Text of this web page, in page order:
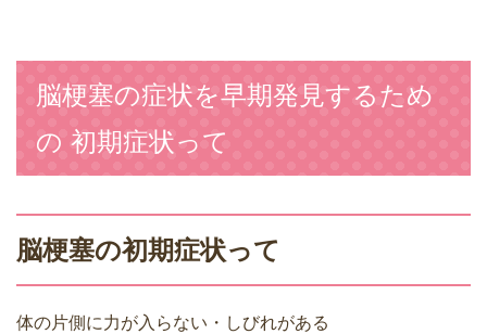
脳梗塞の症状を早期発見するため
の 初期症状って
脳梗塞の初期症状って
体の片側に力が入らない・しびれがある